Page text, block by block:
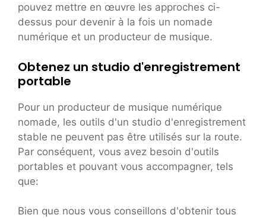
pouvez mettre en œuvre les approches ci-
dessus pour devenir à la fois un nomade
numérique et un producteur de musique.
Obtenez un studio d'enregistrement
portable
Pour un producteur de musique numérique
nomade, les outils d'un studio d'enregistrement
stable ne peuvent pas être utilisés sur la route.
Par conséquent, vous avez besoin d'outils
portables et pouvant vous accompagner, tels
que:
Bien que nous vous conseillons d'obtenir tous